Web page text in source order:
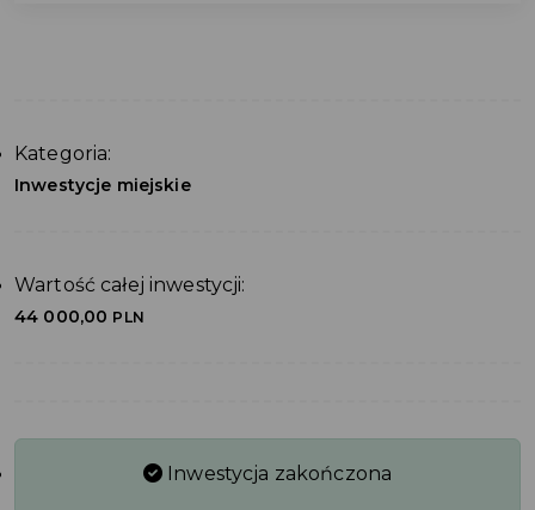
Kategoria:
Inwestycje miejskie
Wartość całej inwestycji:
44 000,00 PLN
Inwestycja zakończona